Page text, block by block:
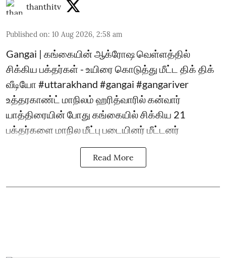
thanthitv
Published on: 10 Aug 2026, 2:58 am
Gangai | கங்கையின் ஆக்ரோஷ வெள்ளத்தில்
சிக்கிய பக்தர்கள் - உயிரை கொடுத்து மீட்ட திக் திக்
வீடியோ #uttarakhand #gangai #gangariver
உத்தரகாண்ட் மாநிலம் ஹரித்வாரில் கன்வார்
யாத்திரையின் போது கங்கையில் சிக்கிய 21
பக்தர்களை மாநில மீட்பு படையினர் மீட்டனர்
Read More